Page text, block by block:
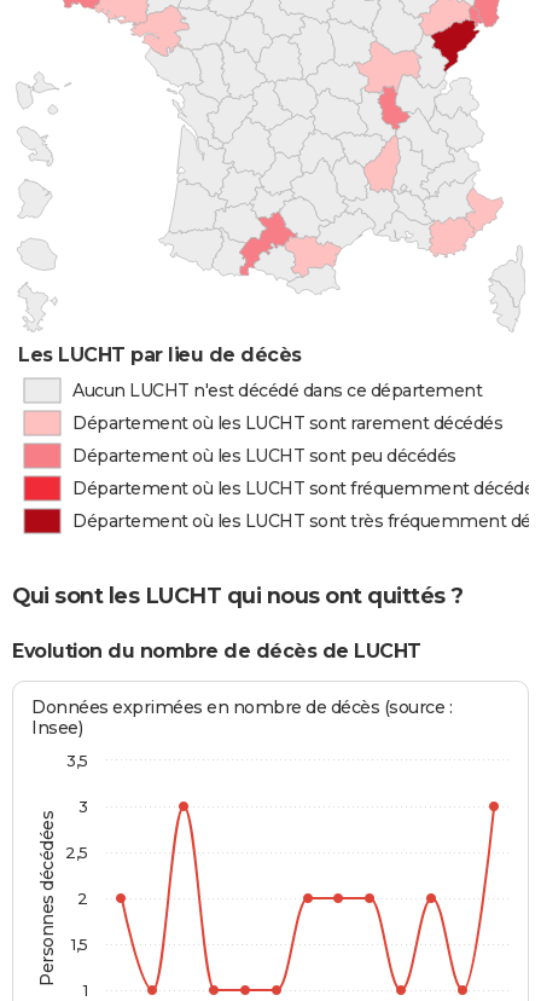
Les LUCHT par lieu de décès
Aucun LUCHT n'est décédé dans ce département
Département où les LUCHT sont rarement décédés
Département où les LUCHT sont peu décédés
Département où les LUCHT sont fréquemment
Département où les LUCHT sont très fréquemment
Qui sont les LUCHT qui nous ont quittés ?
Evolution du nombre de décès de LUCHT
Personnes décédées
Données exprimées en nombre de décès (source :
Insee)
1
1,5
2
2,5
3
3,5